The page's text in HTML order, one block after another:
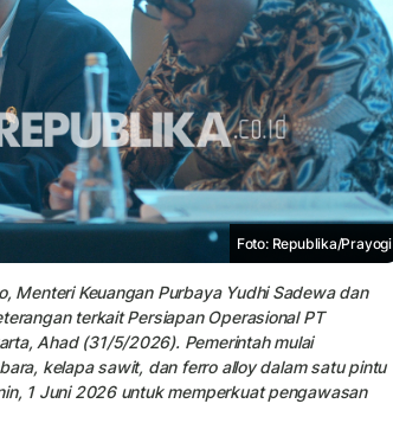
Foto: Republika/Prayogi
Menteri Keuangan Purbaya Yudhi Sadewa dan
terkait Persiapan Operasional PT
Ahad (31/5/2026). Pemerintah mulai
kelapa sawit, dan ferro alloy dalam satu pintu
1 Juni 2026 untuk memperkuat pengawasan